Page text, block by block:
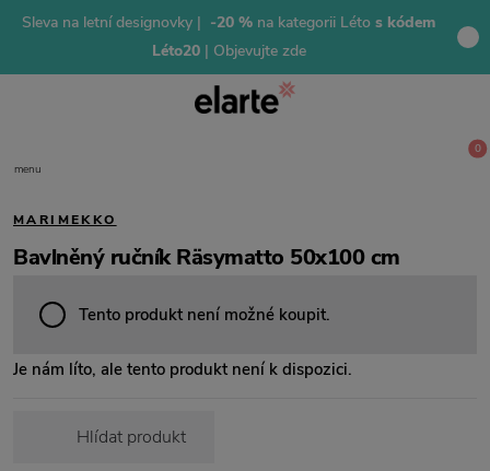
Sleva na letní designovky | -20 % na kategorii Léto s kódem
Léto20 | Objevujte zde
menu
0
MARIMEKKO
Bavlněný ručník Räsymatto 50x100 cm
Tento produkt není možné koupit.
Je nám líto, ale tento produkt není k dispozici.
Hlídat produkt